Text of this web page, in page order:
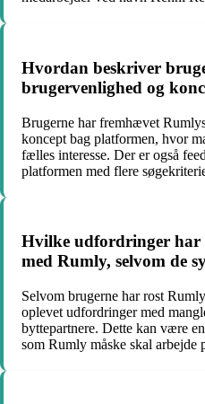
Hvordan beskriver
brugervenlighed og
Brugerne har fremhævet
koncept bag platformen, hvor
fælles interesse. Der er også
platformen med flere
Hvilke udfordringer har
med Rumly, selvom de
Selvom brugerne har rost
oplevet udfordringer med
byttepartnere. Dette kan være
som Rumly måske skal arbejde